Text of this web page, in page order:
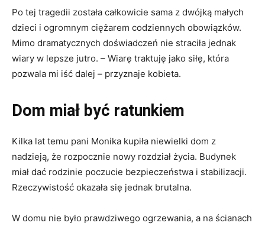
Po tej tragedii została całkowicie sama z dwójką małych
dzieci i ogromnym ciężarem codziennych obowiązków.
Mimo dramatycznych doświadczeń nie straciła jednak
wiary w lepsze jutro. – Wiarę traktuję jako siłę, która
pozwala mi iść dalej – przyznaje kobieta.
Dom miał być ratunkiem
Kilka lat temu pani Monika kupiła niewielki dom z
nadzieją, że rozpocznie nowy rozdział życia. Budynek
miał dać rodzinie poczucie bezpieczeństwa i stabilizacji.
Rzeczywistość okazała się jednak brutalna.
W domu nie było prawdziwego ogrzewania, a na ścianach